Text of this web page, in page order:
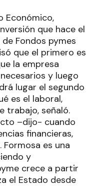
Económico,
que hace el
Fondos pymes
que el primero es
la empresa
y luego
lugar el segundo
es el laboral,
trabajo, señaló.
–dijo- cuando
financieras,
es una
y
crece a partir
el Estado desde